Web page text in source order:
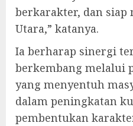
berkarakter, dan siap
Utara,” katanya.
Ia berharap sinergi
berkembang melalui
yang menyentuh
dalam peningkatan
pembentukan